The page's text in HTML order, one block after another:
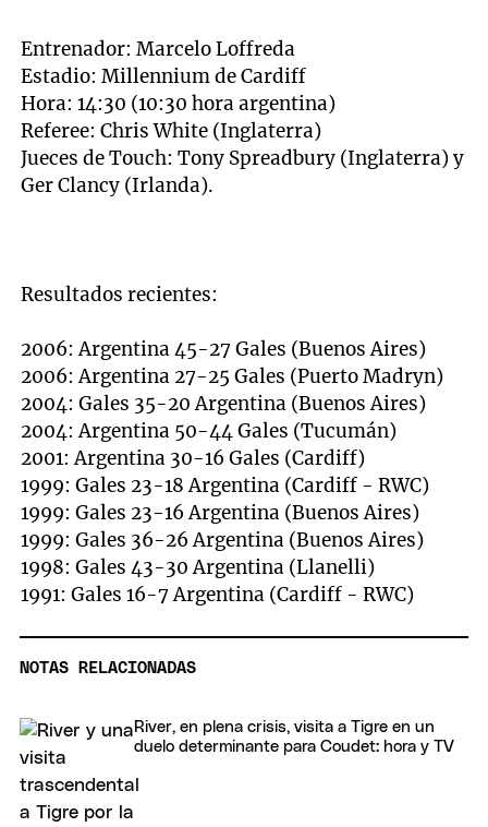
Entrenador: Marcelo Loffreda
Estadio: Millennium de Cardiff
Hora: 14:30 (10:30 hora argentina)
Referee: Chris White (Inglaterra)
Jueces de Touch: Tony Spreadbury (Inglaterra) y
Ger Clancy (Irlanda).
Resultados recientes:
2006: Argentina 45-27 Gales (Buenos Aires)
2006: Argentina 27-25 Gales (Puerto Madryn)
2004: Gales 35-20 Argentina (Buenos Aires)
2004: Argentina 50-44 Gales (Tucumán)
2001: Argentina 30-16 Gales (Cardiff)
1999: Gales 23-18 Argentina (Cardiff - RWC)
1999: Gales 23-16 Argentina (Buenos Aires)
1999: Gales 36-26 Argentina (Buenos Aires)
1998: Gales 43-30 Argentina (Llanelli)
1991: Gales 16-7 Argentina (Cardiff - RWC)
NOTAS RELACIONADAS
River, en plena crisis, visita a Tigre en un
duelo determinante para Coudet: hora y TV